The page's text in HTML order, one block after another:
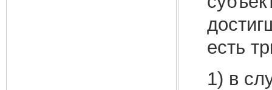
есть
1) в